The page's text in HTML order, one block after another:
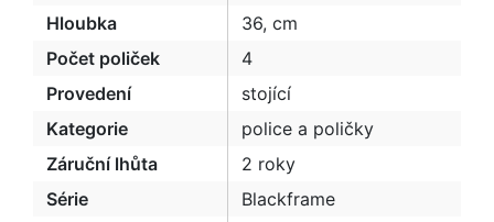
Hloubka
36, cm
Počet poliček
4
Provedení
stojící
Kategorie
police a poličky
Záruční lhůta
2 roky
Série
Blackframe